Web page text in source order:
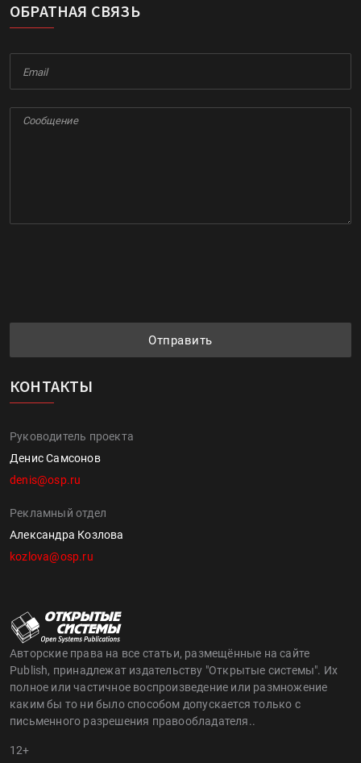
ОБРАТНАЯ СВЯЗЬ
Отправить
КОНТАКТЫ
Руководитель проекта
Денис Самсонов
denis@osp.ru
Рекламный отдел
Александра Козлова
kozlova@osp.ru
Авторские права на все статьи, размещённые на сайте
Publish, принадлежат издательству "Открытые системы". Их
полное или частичное воспроизведение или размножение
каким бы то ни было способом допускается только с
письменного разрешения правообладателя..
12+